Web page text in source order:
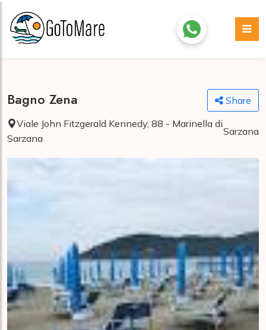
Bagno Zena
Share
Viale John Fitzgerald Kennedy, 88 - Marinella di
Sarzana
Sarzana